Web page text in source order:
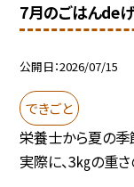
7月のごはんde
公開日 2026/07/15
できごと
栄養士から夏の季
実際に、3㎏の重